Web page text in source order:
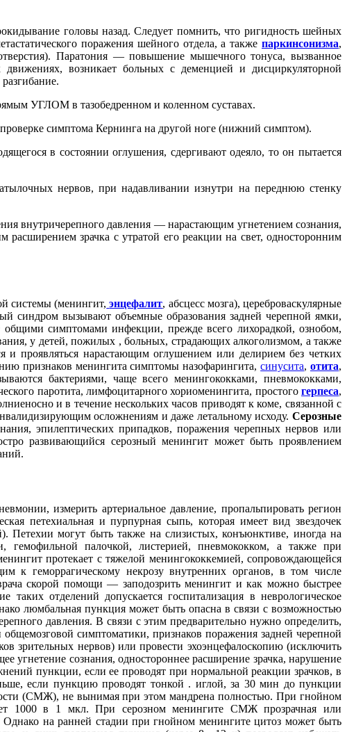
головы назад. Следует помнить, что ригидность шейных
поражения шейного отдела, а такжепаркинсонизма,
Паратония — повышение мышечного тонуса, вызванное
возникает больных с деменцией и дисциркуляторной
УГЛОМ в тазобедренном и коленном суставах.
симптома Кернинга на другой ноге (нижний симптом).
в состоянии оглушения, сдергивают одеяло, то он пытается
нервов, при надавливании изнутри на переднюю стенку
внутричерепного давления — нарастающим угнетением сознания,
зрачка с утратой его реакции на свет, односторонним
системы (менингит, энцефалит, абсцесс мозга), цереброваскулярные
синдром вызывают объемные образования задней черепной ямки,
общими симптомами инфекции, прежде всего лихорадкой, ознобом,
у детей, пожилых , больных, страдающих алкоголизмом, а также
и проявляться нарастающим оглушением или делирием без четких
признаков менингита симптомы назофарингита,синусита,отита,
бактериями, чаще всего менингококками, пневмококками,
паротита, лимфоцитарного хориоменингита, простого герпеса,
и в течение нескольких часов приводят к коме, связанной с
осложнениям и даже летальному исходу. Серозные
эпилептических припадков, поражения черепных нервов или
развивающийся серозный менингит может быть проявлением
измерить артериальное давление, пропальпировать регион
петехиальная и пурпурная сыпь, которая имеет вид звездочек
Петехии могут быть также на слизистых, конъюнктиве, иногда на
гемофильной палочкой, листерией, пневмококком, а также при
протекает с тяжелой менингококкемией, сопровождающейся
к геморрагическому некрозу внутренних органов, в том числе
скорой помощи — заподозрить менингит и как можно быстрее
отделений допускается госпитализация в неврологическое
люмбальная пункция может быть опасна в связи с возможностью
давления. В связи с этим предварительно нужно определить,
симптоматики, признаков поражения задней черепной
зрительных нервов) или провести эхоэнцефалоскопию (исключить
угнетение сознания, одностороннее расширение зрачка, нарушение
пункции, если ее проводят при нормальной реакции зрачков, в
если пункцию проводят тонкой . иглой, за 30 мин до пункции
(СМЖ), не вынимая при этом мандрена полностью. При гнойном
1000 в 1 мкл. При серозном менингите СМЖ прозрачная или
на ранней стадии при гнойном менингите цитоз может быть